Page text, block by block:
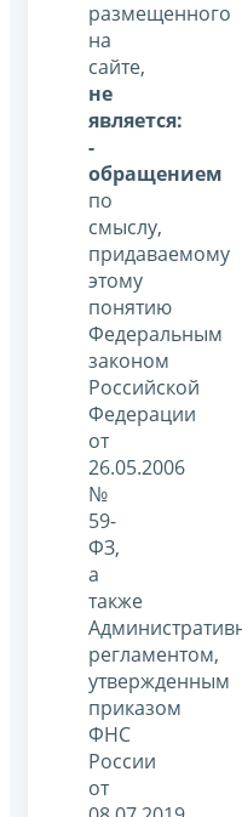
размещенного
на
сайте,
не
является:
-
обращением
по
смыслу,
придаваемому
этому
понятию
Федеральным
законом
Российской
Федерации
от
26.05.2006
№
59-
ФЗ,
а
также
регламентом,
утвержденным
приказом
ФНС
России
от